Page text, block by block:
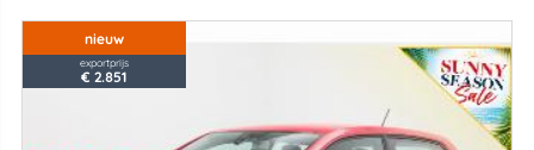
nieuw
exportprijs
€ 2.851